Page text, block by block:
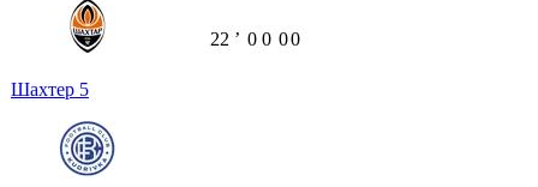
Шахтер 5
22 ʼ 0 0 00